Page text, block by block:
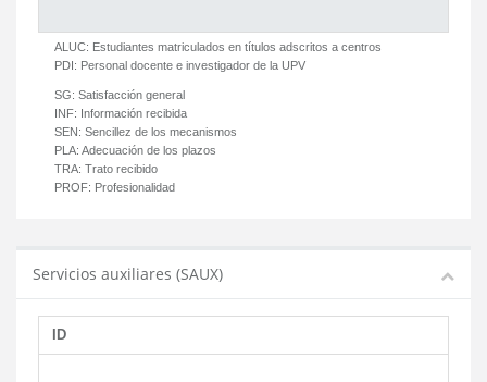
ALUC: Estudiantes matriculados en títulos adscritos a centros
PDI: Personal docente e investigador de la UPV
SG: Satisfacción general
INF: Información recibida
SEN: Sencillez de los mecanismos
PLA: Adecuación de los plazos
TRA: Trato recibido
PROF: Profesionalidad
Servicios auxiliares (SAUX)
ID